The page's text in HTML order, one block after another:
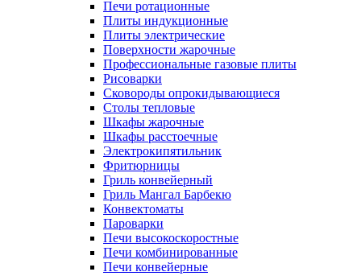
Печи ротационные
Плиты индукционные
Плиты электрические
Поверхности жарочные
Профессиональные газовые плиты
Рисоварки
Сковороды опрокидывающиеся
Столы тепловые
Шкафы жарочные
Шкафы расстоечные
Электрокипятильник
Фритюрницы
Гриль конвейерный
Гриль Мангал Барбекю
Конвектоматы
Пароварки
Печи высокоскоростные
Печи комбинированные
Печи конвейерные